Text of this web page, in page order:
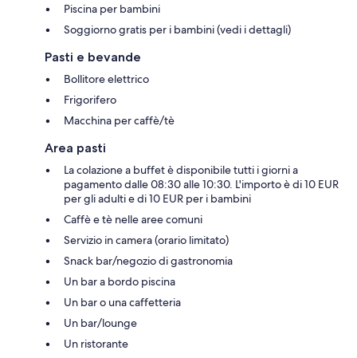
Piscina per bambini
Soggiorno gratis per i bambini (vedi i dettagli)
Pasti e bevande
Bollitore elettrico
Frigorifero
Macchina per caffè/tè
Area pasti
La colazione a buffet è disponibile tutti i giorni a
pagamento dalle 08:30 alle 10:30. L'importo è di 10 EUR
per gli adulti e di 10 EUR per i bambini
Caffè e tè nelle aree comuni
Servizio in camera (orario limitato)
Snack bar/negozio di gastronomia
Un bar a bordo piscina
Un bar o una caffetteria
Un bar/lounge
Un ristorante